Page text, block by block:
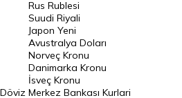
Riyal Kuru
Avustralya Doları
Danimarka Kronu Kuru
Kanada Doları Kuru
Norveç Kronu Kuru
Döviz
Rus Rublesi
Suudi Riyali
Japon Yeni
Avustralya Doları
Norveç Kronu
Danimarka Kronu
İsveç Kronu
Merkez Bankası Kurlari